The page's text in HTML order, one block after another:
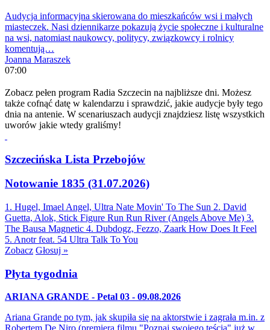
Audycja informacyjna skierowana do mieszkańców wsi i małych
miasteczek. Nasi dziennikarze pokazują życie społeczne i kulturalne
na wsi, natomiast naukowcy, politycy, związkowcy i rolnicy
komentują…
Joanna Maraszek
07:00
Zobacz pełen program Radia Szczecin na najbliższe dni. Możesz
także cofnąć datę w kalendarzu i sprawdzić, jakie audycje były tego
dnia na antenie. W scenariuszach audycji znajdziesz listę wszystkich
uworów jakie wtedy graliśmy!
Szczecińska Lista Przebojów
Notowanie 1835 (31.07.2026)
1. Hugel, Imael Angel, Ultra Nate Movin' To The Sun 2. David
Guetta, Alok, Stick Figure Run Run River (Angels Above Me) 3.
The Bausa Magnetic 4. Dubdogz, Fezzo, Zaark How Does It Feel
5. Anotr feat. 54 Ultra Talk To You
Zobacz Głosuj »
Płyta tygodnia
ARIANA GRANDE - Petal 03 - 09.08.2026
Ariana Grande po tym, jak skupiła się na aktorstwie i zagrała m.in. z